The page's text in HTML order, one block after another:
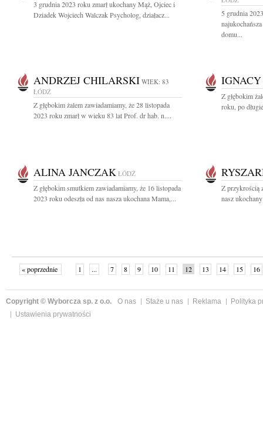
3 grudnia 2023 roku zmarł ukochany Mąż, Ojciec i
Dziadek Wojciech Walczak Psycholog, działacz...
5 grudnia
domu...
ANDRZEJ CHILARSKI WIEK: 83
ŁÓDŹ
Z głębokim żalem zawiadamiamy, że 28 listopada
2023 roku zmarł w wieku 83 lat Prof. dr hab. n....
Z głębokim
roku, po
ALINA JANCZAK ŁÓDŹ
Z głębokim smutkiem zawiadamiamy, że 16 listopada
2023 roku odeszła od nas nasza ukochana Mama,...
Z przykrością
nasz
« poprzednie 1 ... 7 8 9 10 11 12 13 14 15 16
Copyright © Wyborcza sp. z o.o. O nas Staże u nas Reklama
Polityka
Ustawienia prywatności